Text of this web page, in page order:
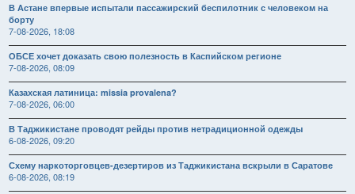
В Астане впервые испытали пассажирский беспилотник с человеком на
борту
7-08-2026, 18:08
ОБСЕ хочет доказать свою полезность в Каспийском регионе
7-08-2026, 08:09
Казахская латиница: missia provalena?
7-08-2026, 06:00
В Таджикистане проводят рейды против нетрадиционной одежды
6-08-2026, 09:20
Схему наркоторговцев-дезертиров из Таджикистана вскрыли в Саратове
6-08-2026, 08:19